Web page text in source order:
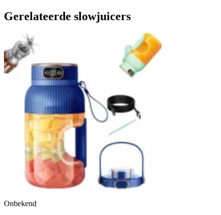
Gerelateerde slowjuicers
Onbekend